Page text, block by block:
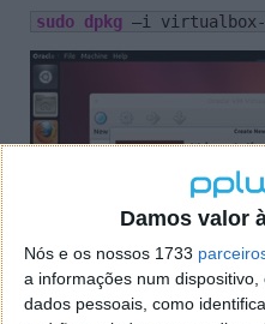
Damos valor
Nós e os nossos 1733
a informações num
dados pessoais, como
sudo dpkg –i virtualbox-